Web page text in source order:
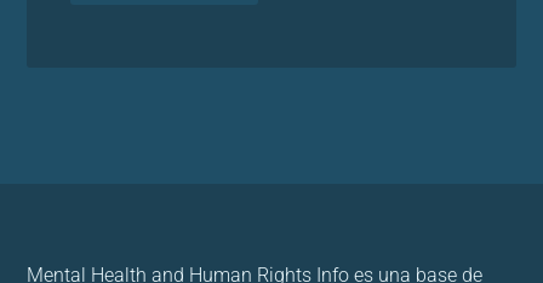
Mental Health and Human Rights Info es una base de